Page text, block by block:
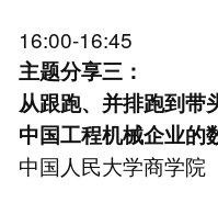
16:00-16:45
主题分享三：
从跟跑、并排跑到带
中国工程机械企业的
中国人民大学商学院